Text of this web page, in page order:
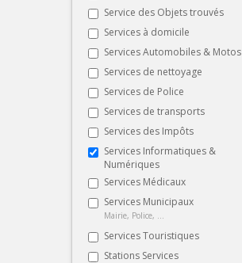
Service des Objets trouvés
Services à domicile
Services Automobiles & Motos
Services de nettoyage
Services de Police
Services de transports
Services des Impôts
Services Informatiques &
Numériques
Services Médicaux
Services Municipaux
Mairie, Police, ...
Services Touristiques
Stations Services